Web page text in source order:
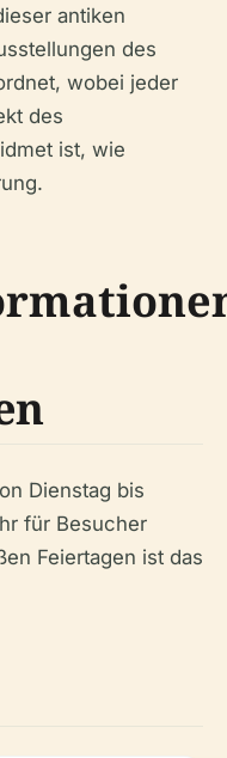
antiken
des
wobei jeder
des
ist, wie
Dienstag bis
für Besucher
Feiertagen ist das